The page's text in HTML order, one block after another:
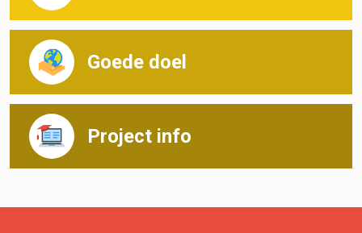
Goede doel
Project info